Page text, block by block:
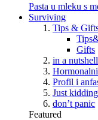
Pasta u mleku s
Surviving
Tips &
Gifts
in a nutshell
Profil i
Just kidding
don’t panic
Featured